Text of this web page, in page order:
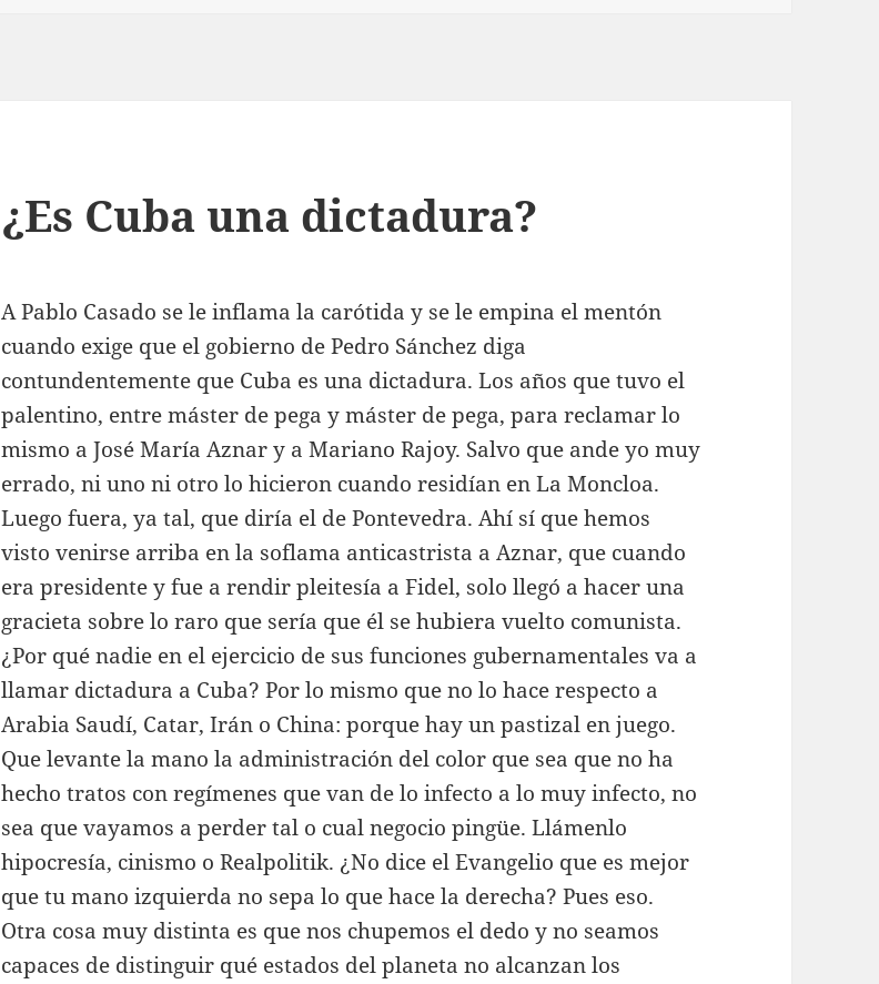
¿Es Cuba una dictadura?
A Pablo Casado se le inflama la carótida y se le empina el mentón
cuando exige que el gobierno de Pedro Sánchez diga
contundentemente que Cuba es una dictadura. Los años que tuvo el
palentino, entre máster de pega y máster de pega, para reclamar lo
mismo a José María Aznar y a Mariano Rajoy. Salvo que ande yo muy
errado, ni uno ni otro lo hicieron cuando residían en La Moncloa.
Luego fuera, ya tal, que diría el de Pontevedra. Ahí sí que hemos
visto venirse arriba en la soflama anticastrista a Aznar, que cuando
era presidente y fue a rendir pleitesía a Fidel, solo llegó a hacer una
gracieta sobre lo raro que sería que él se hubiera vuelto comunista.
¿Por qué nadie en el ejercicio de sus funciones gubernamentales va a
llamar dictadura a Cuba? Por lo mismo que no lo hace respecto a
Arabia Saudí, Catar, Irán o China: porque hay un pastizal en juego.
Que levante la mano la administración del color que sea que no ha
hecho tratos con regímenes que van de lo infecto a lo muy infecto, no
sea que vayamos a perder tal o cual negocio pingüe. Llámenlo
hipocresía, cinismo o Realpolitik. ¿No dice el Evangelio que es mejor
que tu mano izquierda no sepa lo que hace la derecha? Pues eso.
Otra cosa muy distinta es que nos chupemos el dedo y no seamos
capaces de distinguir qué estados del planeta no alcanzan los